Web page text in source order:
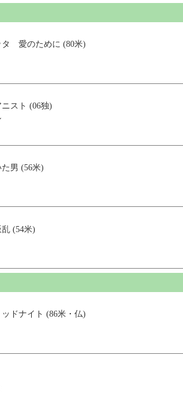
タ 愛のために (80米)
スト (06独)
男 (56米)
(54米)
ドナイト (86米・仏)